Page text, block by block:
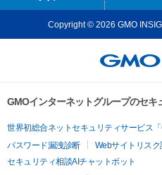
Copyright © 2026 GMO
GMOインターネットグループのセキ
世界初総合ネットセキュリティサービス「
パスワード漏洩診断
Webサイトリスク
セキュリティ相談AIチャットボット